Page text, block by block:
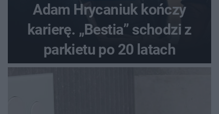
Adam Hrycaniuk kończy
karierę. „Bestia” schodzi z
parkietu po 20 latach